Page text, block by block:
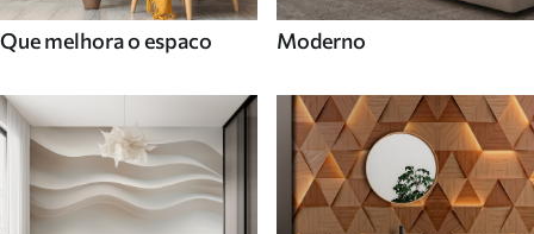
Que melhora o espaco Moderno